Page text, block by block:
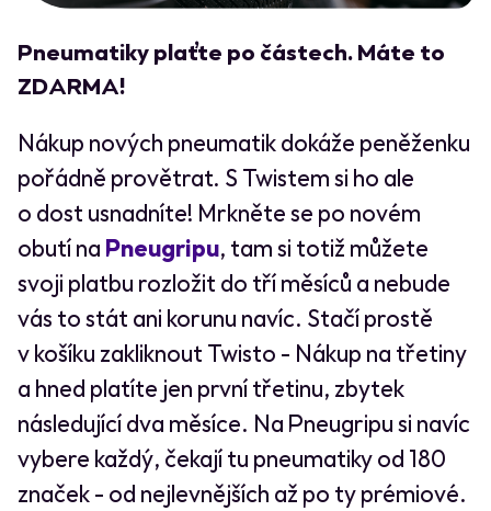
Pneumatiky plaťte po částech. Máte to
ZDARMA!
Nákup nových pneumatik dokáže peněženku
pořádně provětrat. S Twistem si ho ale
o dost usnadníte! Mrkněte se po novém
obutí na Pneugripu, tam si totiž můžete
svoji platbu rozložit do tří měsíců a nebude
vás to stát ani korunu navíc. Stačí prostě
v košíku zakliknout Twisto - Nákup na třetiny
a hned platíte jen první třetinu, zbytek
následující dva měsíce. Na Pneugripu si navíc
vybere každý, čekají tu pneumatiky od 180
značek - od nejlevnějších až po ty prémiové.